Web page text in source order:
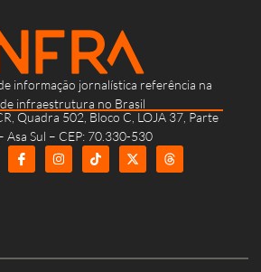
informação jornalística referência na
infraestrutura no Brasil
Quadra 502, Bloco C, LOJA 37, Parte
Asa Sul – CEP: 70.330-530